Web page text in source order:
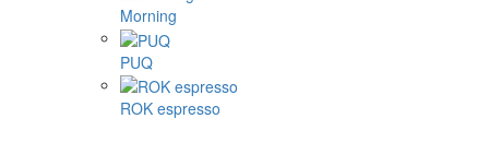
Morning
PUQ
ROK espresso